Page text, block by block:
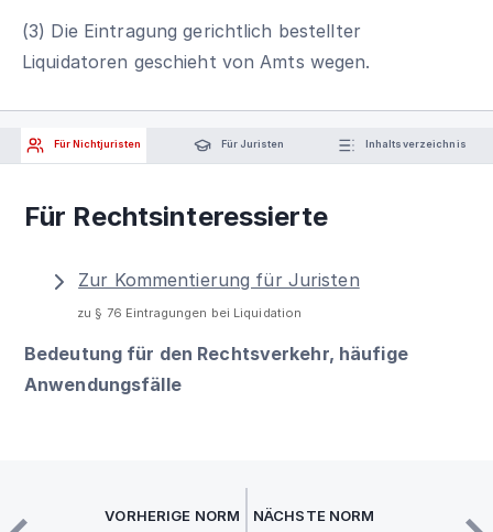
(3) Die Eintragung gerichtlich bestellter
Liquidatoren geschieht von Amts wegen.
Für Nichtjuristen Für Juristen Inhaltsverzeichnis
Für Rechtsinteressierte
Zur Kommentierung für Juristen
zu § 76 Eintragungen bei Liquidation
Bedeutung für den Rechtsverkehr, häufige
Anwendungsfälle
VORHERIGE NORM NÄCHSTE NORM